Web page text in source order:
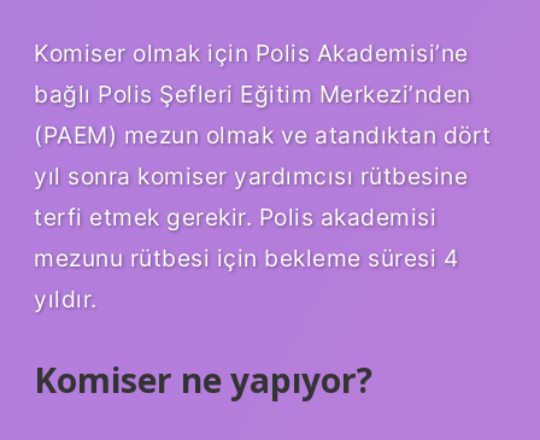
Komiser olmak için Polis Akademisi’ne
bağlı Polis Şefleri Eğitim Merkezi’nden
(PAEM) mezun olmak ve atandıktan dört
yıl sonra komiser yardımcısı rütbesine
terfi etmek gerekir. Polis akademisi
mezunu rütbesi için bekleme süresi 4
yıldır.
Komiser ne yapıyor?